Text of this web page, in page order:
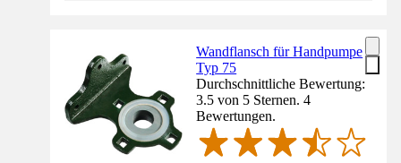
Wandflansch für Handpumpe
Typ 75
Durchschnittliche Bewertung:
3.5 von 5 Sternen. 4
Bewertungen.